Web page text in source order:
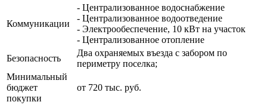
Коммуникации
- Централизованное водоснабжение
- Централизованное водоотведение
- Электрообеспечение, 10 кВт на участок
- Централизованное отопление
Безопасность
Два охраняемых въезда с забором по
периметру поселка;
Минимальный
бюджет
покупки
от 720 тыс. руб.